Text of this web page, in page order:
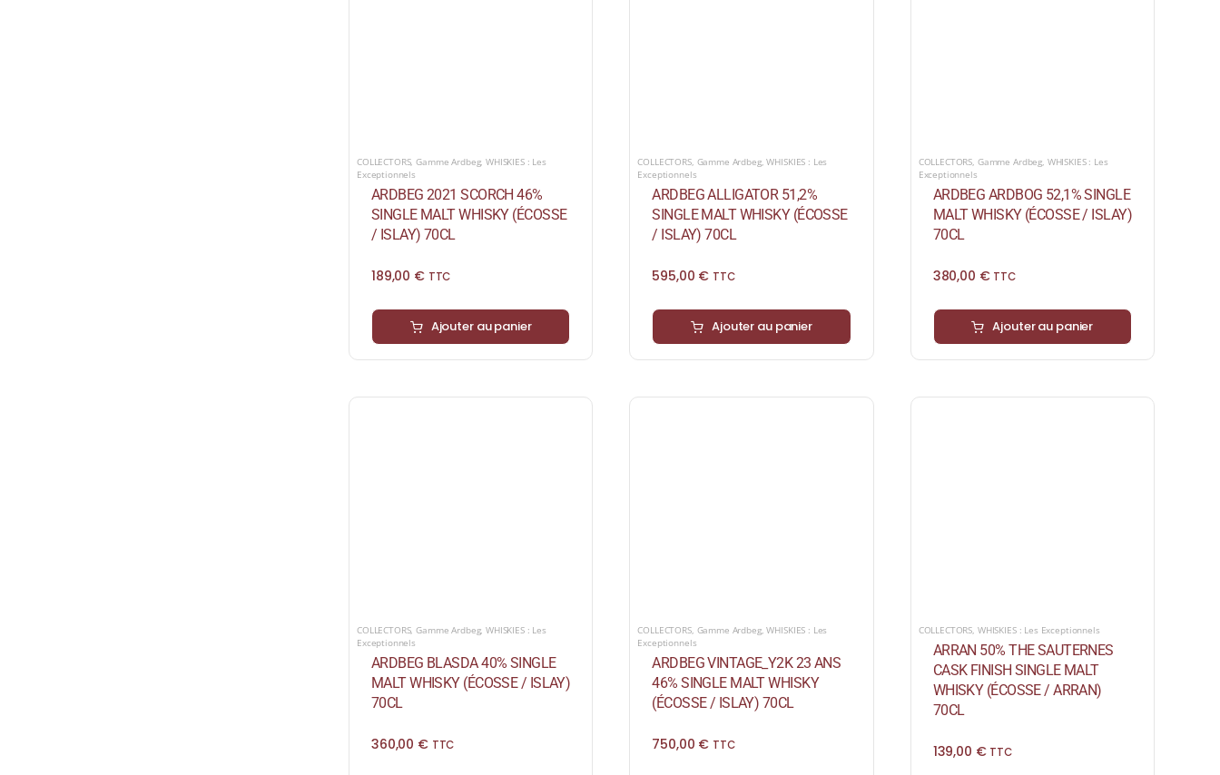
COLLECTORS,Gamme Ardbeg,WHISKIES : Les
Exceptionnels
ARDBEG 2021 SCORCH 46%
SINGLE MALT WHISKY (ÉCOSSE
/ ISLAY) 70CL
189,00 € TTC
Ajouter au panier
COLLECTORS, Gamme Ardbeg,WHISKIES : Les
Exceptionnels
ARDBEG ALLIGATOR 51,2%
SINGLE MALT WHISKY (ÉCOSSE
/ ISLAY) 70CL
595,00 € TTC
Ajouter au panier
COLLECTORS, Gamme Ardbeg, WHISKIES : Les
Exceptionnels
ARDBEG ARDBOG 52,1% SINGLE
MALT WHISKY (ÉCOSSE / ISLAY)
70CL
380,00 € TTC
Ajouter au panier
COLLECTORS,Gamme Ardbeg,WHISKIES : Les
Exceptionnels
ARDBEG BLASDA 40% SINGLE
MALT WHISKY (ÉCOSSE / ISLAY)
70CL
360,00 € TTC
COLLECTORS, Gamme Ardbeg,WHISKIES : Les
Exceptionnels
ARDBEG VINTAGE_Y2K 23 ANS
46% SINGLE MALT WHISKY
(ÉCOSSE / ISLAY) 70CL
750,00 € TTC
COLLECTORS WHISKIES : Les Exceptionnels
ARRAN 50% THE SAUTERNES
CASK FINISH SINGLE MALT
WHISKY (ÉCOSSE / ARRAN)
70CL
139,00 € TTC